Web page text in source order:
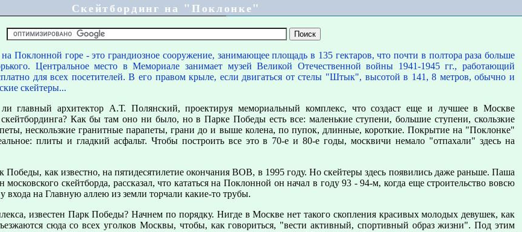
Скейтбординг на "Поклонке"
Поклонной горе - это грандиозное сооружение, занимающее площадь в 135 гектаров, что почти в полтора раза больше
Центральное место в Мемориале занимает музей Великой Отечественной войны 1941-1945 гг., работающий
для всех посетителей. В его правом крыле, если двигаться от стелы "Штык", высотой в 141, 8 метров, обычно и
скейтеры...
ли главный архитектор А.Т. Полянский, проектируя мемориальный комплекс, что создаст еще и лучшее в Москве
Как бы там оно ни было, но в Парке Победы есть все: маленькие ступени, большие ступени, скользкие
нескользкие гранитные парапеты, грани до и выше колена, по пупок, длинные, короткие. Покрытие на "Поклонке"
плиты и гладкий асфальт. Чтобы построить все это в 70-е и 80-е годы, москвичи немало "отпахали" здесь на
как известно, на пятидесятилетие окончания ВОВ, в 1995 году. Но скейтеры здесь появились даже раньше. Паша
московского скейтборда, рассказал, что кататься на Поклонной он начал в году 93 - 94-м, когда еще строительство вовсю
входа на Главную аллею из земли торчали какие-то трубы.
известен Парк Победы? Начнем по порядку. Нигде в Москве нет такого скопления красивых молодых девушек, как
сюда со всех уголков Москвы, чтобы, как говориться, "вести активный, спортивный образ жизни". Под этим